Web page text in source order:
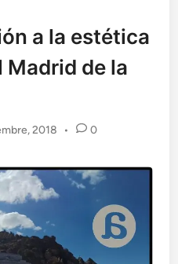
a la estética
de la
2018 • 0